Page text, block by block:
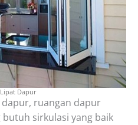
Dapur
ruangan dapur
sirkulasi yang baik